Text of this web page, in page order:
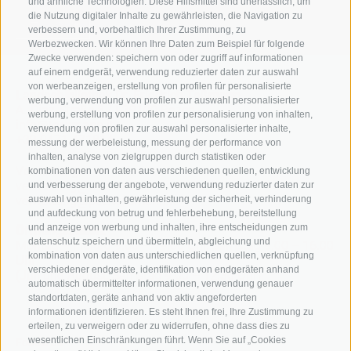
die Nutzung digitaler Inhalte zu gewährleisten, die Navigation zu
verbessern und, vorbehaltlich Ihrer Zustimmung, zu
Werbezwecken. Wir können Ihre Daten zum Beispiel für folgende
Zwecke verwenden: speichern von oder zugriff auf informationen
auf einem endgerät, verwendung reduzierter daten zur auswahl
von werbeanzeigen, erstellung von profilen für personalisierte
werbung, verwendung von profilen zur auswahl personalisierter
werbung, erstellung von profilen zur personalisierung von inhalten,
verwendung von profilen zur auswahl personalisierter inhalte,
messung der werbeleistung, messung der performance von
inhalten, analyse von zielgruppen durch statistiken oder
kombinationen von daten aus verschiedenen quellen, entwicklung
und verbesserung der angebote, verwendung reduzierter daten zur
auswahl von inhalten, gewährleistung der sicherheit, verhinderung
und aufdeckung von betrug und fehlerbehebung, bereitstellung
und anzeige von werbung und inhalten, ihre entscheidungen zum
datenschutz speichern und übermitteln, abgleichung und
kombination von daten aus unterschiedlichen quellen, verknüpfung
verschiedener endgeräte, identifikation von endgeräten anhand
automatisch übermittelter informationen, verwendung genauer
standortdaten, geräte anhand von aktiv angeforderten
informationen identifizieren. Es steht Ihnen frei, Ihre Zustimmung zu
erteilen, zu verweigern oder zu widerrufen, ohne dass dies zu
wesentlichen Einschränkungen führt. Wenn Sie auf „Cookies
> Zur Seite
Landesbibliothek Dr. Friedrich Teßmann
A.-Diaz-Straße 8 / I-39100 Bozen
info@tessmann.it
+39 0471 471814
Follow us
Verwaltung:
verwaltung@tessmann.it
verwaltung@pec.tessmann.it
Öffnungszeiten:
Montag – Freitag 9.00 – 19.00 Uhr, Samstag 9.00 – 16.00
Uhr
(Juli und August: Samstag 9.00 – 12.30 Uhr)